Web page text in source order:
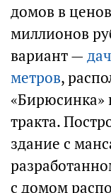
домов в
миллионов
вариант —
метров,
«Бирюсинка»
тракта.
здание с
с домом